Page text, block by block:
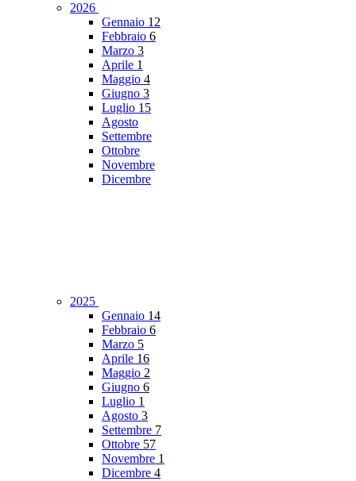
2026
Gennaio 12
Febbraio 6
Marzo 3
Aprile 1
Maggio 4
Giugno 3
Luglio 15
Agosto
Settembre
Ottobre
Novembre
Dicembre
2025
Gennaio 14
Febbraio 6
Marzo 5
Aprile 16
Maggio 2
Giugno 6
Luglio 1
Agosto 3
Settembre 7
Ottobre 57
Novembre 1
Dicembre 4